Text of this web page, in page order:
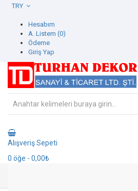
Hesabım
A. Listem (0)
Ödeme
Giriş Yap
Alışveriş Sepeti
0 öğe - 0,00₺